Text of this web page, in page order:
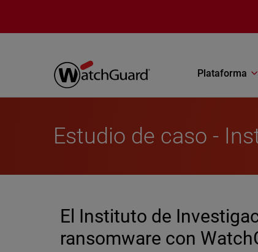
Plataforma
Estudio de caso -
El Instituto de
ransomware con